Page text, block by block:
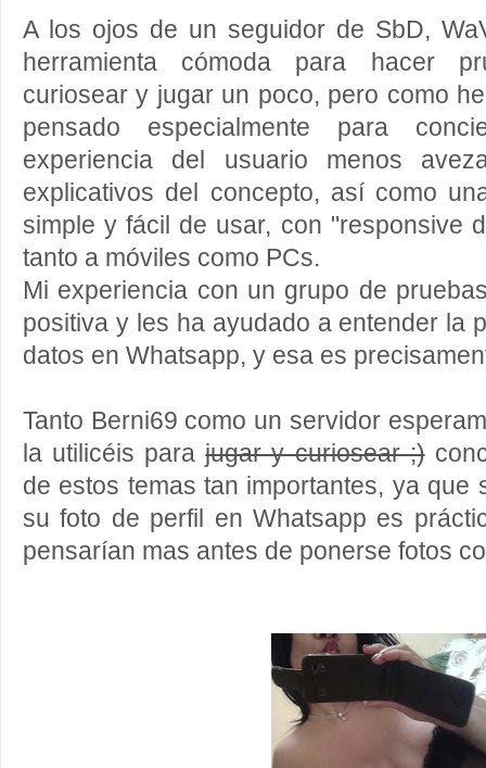
A los ojos de un seguidor de SbD,
herramienta cómoda para hacer
curiosear y jugar un poco, pero como
pensado especialmente para
experiencia del usuario menos
explicativos del concepto, así como
simple y fácil de usar, con "responsive
tanto a móviles como PCs.
Mi experiencia con un grupo de
positiva y les ha ayudado a entender la
datos en Whatsapp, y esa es
Tanto Berni69 como un servidor
la utilicéis parajugar y curiosear ;)
de estos temas tan importantes, ya que
su foto de perfil en Whatsapp es
pensarían mas antes de ponerse fotos